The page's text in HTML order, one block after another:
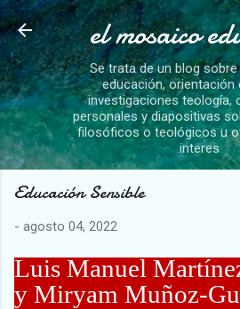
Ir al contenido
el mosaico
Se trata de un blog
educación, orientación
investigaciones teología,
personales y diapositivas
filosóficos o teológicos u
interes
Educación Sensible
- agosto 04, 2022
Luis Manuel
y Miryam Muñoz-